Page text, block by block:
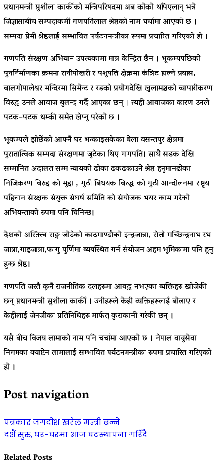
प्रधानमन्त्री सुशीला कार्कीको मन्त्रिपरिषदमा अब कोको थपिएलान् भन्ने
जिज्ञासाबीच सम्पदाकर्मी गणपतिलाल श्रेष्ठको नाम चर्चामा आएको छ ।
सम्पदा प्रेमी श्रेष्ठलाई सम्भावित पर्यटनमन्त्रीका रूपमा प्रचारित गरिएको हो ।
गणपति संरक्षण अभियान उपत्यकामा मात्र केन्द्रित छैन । भूकम्पपछिको
पुनर्निर्माणका क्रममा रानीपोखरी र पशुपति क्षेक्रमा कंत्रिट हाल्ने प्रयास,
बालगोपालेश्वर मन्दिरमा सिमेन्ट र रडको प्रयोगदेखि खुलामञ्चको व्यापारीकरण
विरुद्ध उनले आवाज बुलन्द गर्दै आएका छन् । त्यही आवाजका कारण उनले
पटक–पटक धम्की समेत खेप्नु परेको छ ।
भूकम्पले झोछेंको आफ्नै घर भत्काइसकेका बेला वसन्तपुर क्षेत्रमा
पुरातात्विक सम्पदा संरक्षणमा जुटेका थिए गणपति। साथै सडक देखि
सम्मानित अदालत सम्म न्यायको ढोका ढकढकाउने श्रेष्ठ हनुमानढोका
निजिकरण बिरुद्द को मुद्दा , गुठी बिधयक बिरुद्ध को गुठी आन्दोलनमा राष्टृय
पहिचान संरक्षक संयुक्त संघर्ष समिति को संयोजक भयर काम गरेको
अभियन्ताको रुपमा पनि चिनिन्छ।
देशको अस्तित्त्व सङ्ग जोडेको काठमाण्डौको इन्द्रजात्रा, सेतो मच्छिन्द्रनाथ रथ
जात्रा,गाइजात्रा,फागु पुर्णिमा ब्यबस्थित गर्न संयोजन अहम भूमिकामा पनि हुनु
हुन्छ श्रेष्ठ।
गणपति जस्तै कुनै राजनीतिक दलहरूमा आवद्ध नभएका व्यक्तिहरू खोजेकी
छन् प्रधानमन्त्री सुशीला कार्की । उनीहरूले केही व्यक्तिहरूलाई बोलाए र
केहीलाई जेनजीका प्रतिनिधिहरू मार्फत् कुराकानी गरेकी छन् ।
यसै बीच विजय लामाको नाम पनि चर्चामा आएको छ । नेपाल वायुसेवा
निगमका क्याप्टेन लामालाई सम्भावित पर्यटनमन्त्रीका रूपमा प्रचारित गरिएको
हो ।
Post navigation
पत्रकार जगदीश खरेल मन्त्री बन्ने
दशैं सुरु, घर-घरमा आज घटस्थापना गरिँदै
Related Posts